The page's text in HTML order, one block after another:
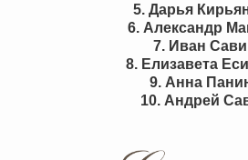
5. Дарья
6. Александр
7. Иван
8. Елизавета
9. Анна
10. Андрей